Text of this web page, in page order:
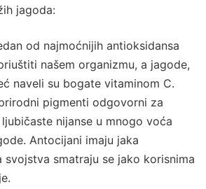
jagoda:
od najmoćnijih antioksidansa
našem organizmu, a jagode,
naveli su bogate vitaminom C.
pigmenti odgovorni za
nijanse u mnogo voća
Antocijani imaju jaka
svojstva smatraju se jako korisnima